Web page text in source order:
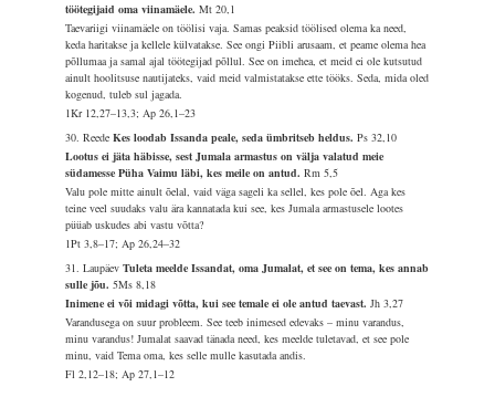
töötegijaid oma viinamäele.Mt 20,1
Taevariigi viinamäele on töölisi vaja. Samas peaksid töölised olema ka need,
keda haritakse ja kellele külvatakse. See ongi Piibli arusaam, et peame olema hea
põllumaa ja samal ajal töötegijad põllul. See on imehea, et meid ei ole kutsutud
ainult hoolitsuse nautijateks, vaid meid valmistatakse ette tööks. Seda, mida oled
kogenud, tuleb sul jagada.
1Kr 12,27–13,3; Ap 26,1–23
30. ReedeKes loodab Issanda peale, seda ümbritseb heldus.Ps 32,10
Lootus ei jäta häbisse, sest Jumala armastus on välja valatud meie
südamesse Püha Vaimu läbi, kes meile on antud.Rm 5,5
Valu pole mitte ainult õelal, vaid väga sageli ka sellel, kes pole õel. Aga kes
teine veel suudaks valu ära kannatada kui see, kes Jumala armastusele lootes
püüab uskudes abi vastu võtta?
1Pt 3,8–17; Ap 26,24–32
31. LaupäevTuleta meelde Issandat, oma Jumalat, et see on tema, kes annab
sulle jõu.5Ms 8,18
Inimene ei või midagi võtta, kui see temale ei ole antud taevast.Jh 3,27
Varandusega on suur probleem. See teeb inimesed edevaks – minu varandus,
minu varandus! Jumalat saavad tänada need, kes meelde tuletavad, et see pole
minu, vaid Tema oma, kes selle mulle kasutada andis.
Fl 2,12–18; Ap 27,1–12